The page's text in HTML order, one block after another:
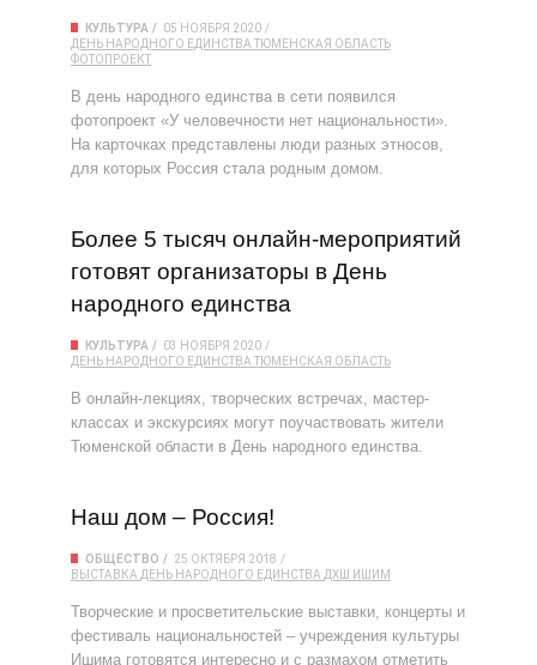
КУЛЬТУРА
05 НОЯБРЯ 2020
ДЕНЬ НАРОДНОГО ЕДИНСТВА ТЮМЕНСКАЯ ОБЛАСТЬ
ФОТОПРОЕКТ
В день народного единства в сети появился
фотопроект «У человечности нет национальности».
На карточках представлены люди разных этносов,
для которых Россия стала родным домом.
Более 5 тысяч онлайн-мероприятий
готовят организаторы в День
народного единства
КУЛЬТУРА
03 НОЯБРЯ 2020
ДЕНЬ НАРОДНОГО ЕДИНСТВА ТЮМЕНСКАЯ ОБЛАСТЬ
В онлайн-лекциях, творческих встречах, мастер-
классах и экскурсиях могут поучаствовать жители
Тюменской области в День народного единства.
Наш дом – Россия!
ОБЩЕСТВО
25 ОКТЯБРЯ 2018
ВЫСТАВКА ДЕНЬ НАРОДНОГО ЕДИНСТВА ДХШ ИШИМ
Творческие и просветительские выставки, концерты и
фестиваль национальностей – учреждения культуры
Ишима готовятся интересно и с размахом отметить